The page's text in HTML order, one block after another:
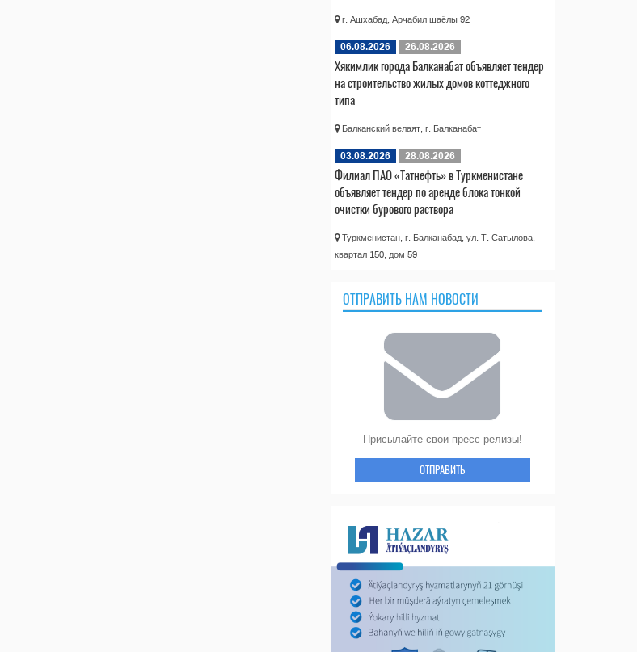
г. Ашхабад, Арчабил шаёлы 92
06.08.2026 26.08.2026
Хякимлик города Балканабат объявляет тендер
на строительство жилых домов коттеджного
типа
Балканский велаят, г. Балканабат
03.08.2026 28.08.2026
Филиал ПАО «Татнефть» в Туркменистане
объявляет тендер по аренде блока тонкой
очистки бурового раствора
Туркменистан, г. Балканабад, ул. Т. Сатылова,
квартал 150, дом 59
ОТПРАВИТЬ НАМ НОВОСТИ
Присылайте свои пресс-релизы!
ОТПРАВИТЬ